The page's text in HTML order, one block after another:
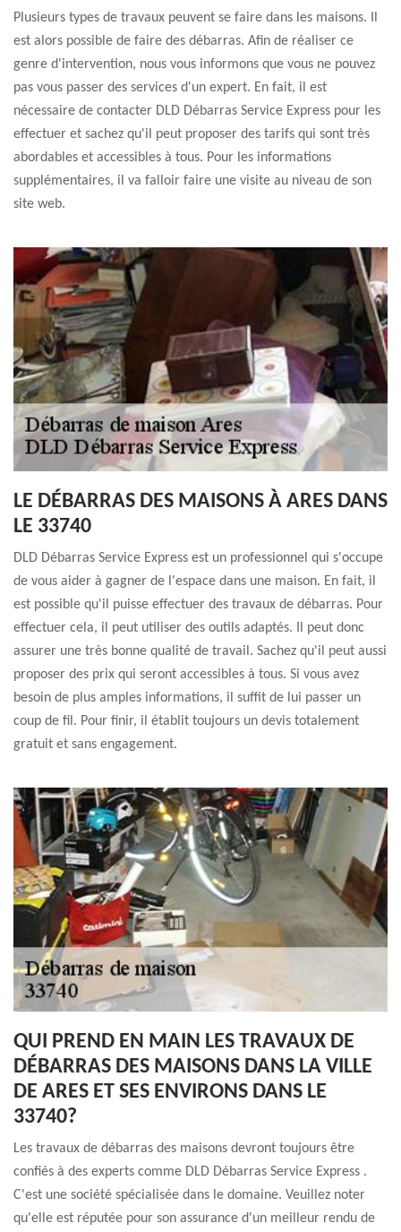
Plusieurs types de travaux peuvent se faire dans les maisons. Il
est alors possible de faire des débarras. Afin de réaliser ce
genre d'intervention, nous vous informons que vous ne pouvez
pas vous passer des services d'un expert. En fait, il est
nécessaire de contacter DLD Débarras Service Express pour les
effectuer et sachez qu'il peut proposer des tarifs qui sont très
abordables et accessibles à tous. Pour les informations
supplémentaires, il va falloir faire une visite au niveau de son
site web.
LE DÉBARRAS DES MAISONS À ARES DANS
LE 33740
DLD Débarras Service Express est un professionnel qui s'occupe
de vous aider à gagner de l'espace dans une maison. En fait, il
est possible qu'il puisse effectuer des travaux de débarras. Pour
effectuer cela, il peut utiliser des outils adaptés. Il peut donc
assurer une très bonne qualité de travail. Sachez qu'il peut aussi
proposer des prix qui seront accessibles à tous. Si vous avez
besoin de plus amples informations, il suffit de lui passer un
coup de fil. Pour finir, il établit toujours un devis totalement
gratuit et sans engagement.
QUI PREND EN MAIN LES TRAVAUX DE
DÉBARRAS DES MAISONS DANS LA VILLE
DE ARES ET SES ENVIRONS DANS LE
33740?
Les travaux de débarras des maisons devront toujours être
confiés à des experts comme DLD Débarras Service Express .
C'est une société spécialisée dans le domaine. Veuillez noter
qu'elle est réputée pour son assurance d'un meilleur rendu de